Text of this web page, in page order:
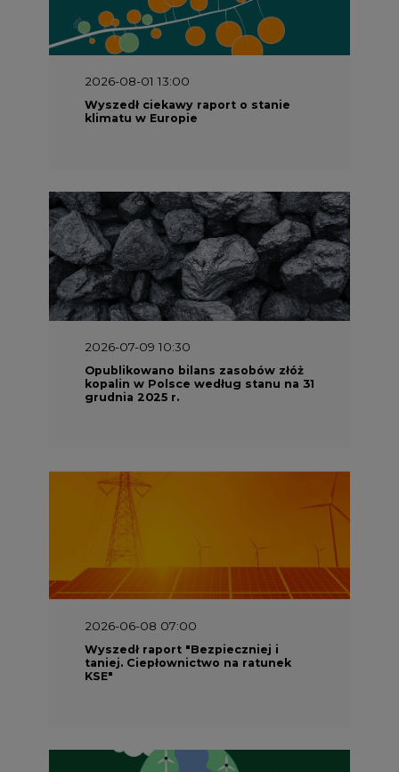
2026-07-09 10:30
Opublikowano bilans zasobów złóż
kopalin w Polsce według stanu na 31
2026-06-08 07:00
Wyszedł raport "Bezpieczniej i
taniej. Ciepłownictwo na ratunek
KSE"
2026-05-23 16:00
Wyszedł raport „Przez gaz do OZE.
Dekarbonizacja ciepłownictwa